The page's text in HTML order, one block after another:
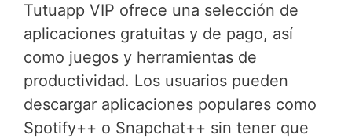
Tutuapp VIP ofrece una selección de
aplicaciones gratuitas y de pago, así
como juegos y herramientas de
productividad. Los usuarios pueden
descargar aplicaciones populares como
Spotify++ o Snapchat++ sin tener que